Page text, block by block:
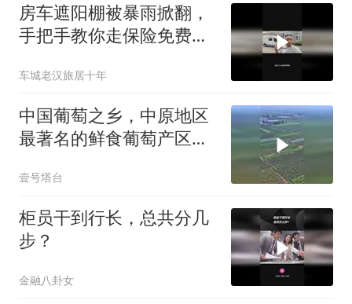
房车遮阳棚被暴雨掀翻，
手把手教你走保险免费换
车城老汉旅居十年
中国葡萄之乡，中原地区
最著名的鲜食葡萄产区，
壹号塔台
柜员干到行长，总共分几
步？
金融八卦女